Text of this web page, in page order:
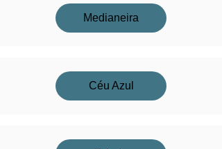
Medianeira
Céu Azul